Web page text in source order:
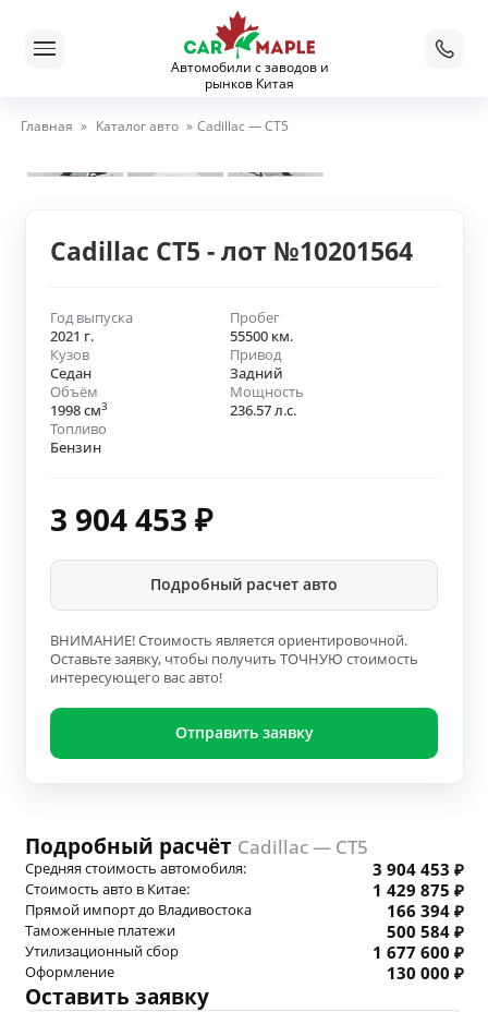
Автомобили с заводов и
рынков Китая
Главная » Каталог авто » Cadillac — CT5
Cadillac CT5 - лот №10201564
Год выпуска
2021 г.
Пробег
55500 км.
Кузов
Седан
Привод
Задний
Объём
1998 см3
Мощность
236.57 л.с.
Топливо
Бензин
3 904 453 ₽
Подробный расчет авто
ВНИМАНИЕ! Стоимость является ориентировочной.
Оставьте заявку, чтобы получить ТОЧНУЮ стоимость
интересующего вас авто!
Отправить заявку
Подробный расчёт Cadillac — CT5
Средняя стоимость автомобиля: 3 904 453 ₽
Стоимость авто в Китае: 1 429 875 ₽
Прямой импорт до Владивостока 166 394 ₽
Таможенные платежи 500 584 ₽
Утилизационный сбор 1 677 600 ₽
Оформление 130 000 ₽
Оставить заявку